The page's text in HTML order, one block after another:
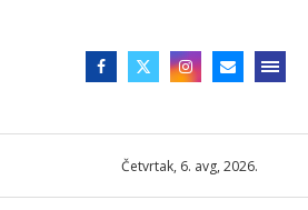
Četvrtak, 6. avg, 2026.